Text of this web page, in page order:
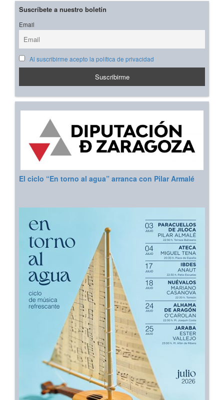
Suscríbete a nuestro boletín
Email
Al suscribirme acepto la política de privacidad
El ciclo “En torno al agua” arranca con Pilar Armalé